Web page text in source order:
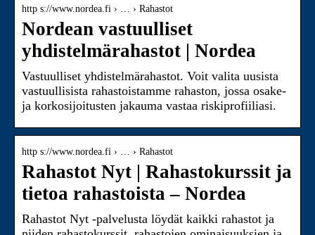
http s://www.nordea.fi › … › Rahastot
Nordean vastuulliset
yhdistelmärahastot | Nordea
Vastuulliset yhdistelmärahastot. Voit valita uusista
vastuullisista rahastoistamme rahaston, jossa osake-
ja korkosijoitusten jakauma vastaa riskiprofiiliasi.
http s://www.nordea.fi › … › Rahastot
Rahastot Nyt | Rahastokurssit ja
tietoa rahastoista – Nordea
Rahastot Nyt -palvelusta löydät kaikki rahastot ja